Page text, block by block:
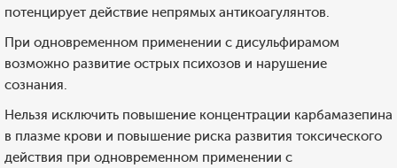
потенцирует действие непрямых антикоагулянтов.
При одновременном применении с дисульфирамом
возможно развитие острых психозов и нарушение
сознания.
Нельзя исключить повышение концентрации карбамазепина
в плазме крови и повышение риска развития токсического
действия при одновременном применении с